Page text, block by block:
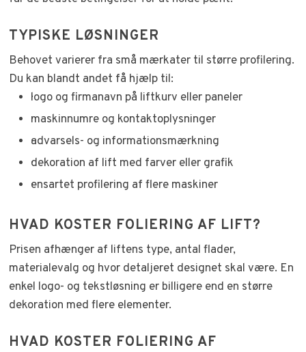
TYPISKE LØSNINGER
Behovet varierer fra små mærkater til større profilering.
Du kan blandt andet få hjælp til:
·​logo og firmanavn på liftkurv eller paneler
·​maskinnumre og kontaktoplysninger
·​advarsels- og informationsmærkning
·​dekoration af lift med farver eller grafik
·​ensartet profilering af flere maskiner
HVAD KOSTER FOLIERING AF LIFT?
Prisen afhænger af liftens type, antal flader,
materialevalg og hvor detaljeret designet skal være. En
enkel logo- og tekstløsning er billigere end en større
dekoration med flere elementer.
HVAD KOSTER FOLIERING AF